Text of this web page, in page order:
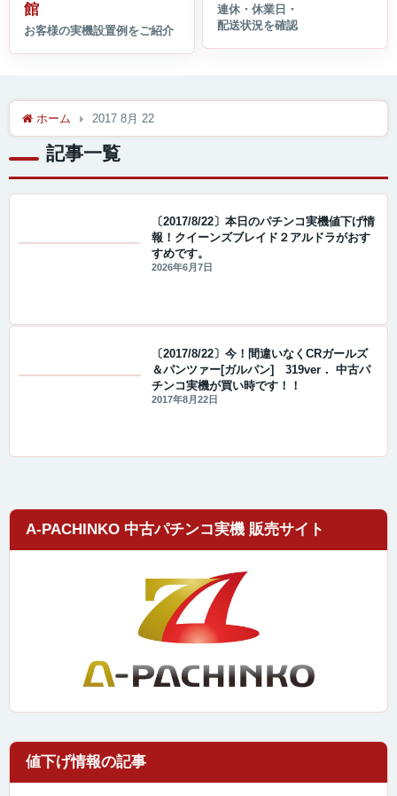
館
ホーム 2017 8月 22
記事一覧
〔2017/8/22〕本日のパチンコ実機値下げ情
報！クイーンズブレイド２アルドラがおす
すめです。
2026年6月7日
〔2017/8/22〕今！間違いなくCRガールズ
＆パンツァー[ガルパン] 319ver． 中古パ
チンコ実機が買い時です！！
2017年8月22日
A-PACHINKO 中古パチンコ実機 販売サイト